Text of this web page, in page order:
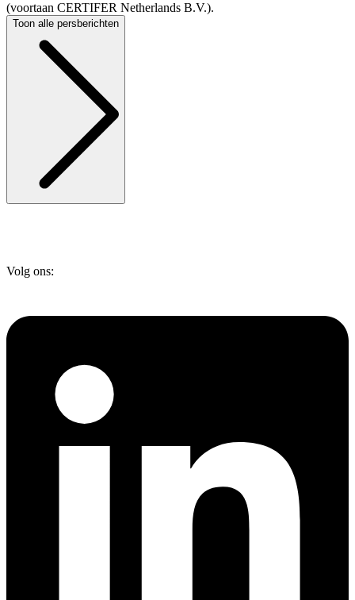
(voortaan CERTIFER Netherlands B.V.).
Toon alle persberichten
Volg ons: